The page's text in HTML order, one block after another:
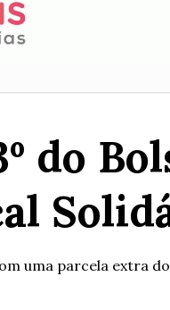
do
uma parcela extra